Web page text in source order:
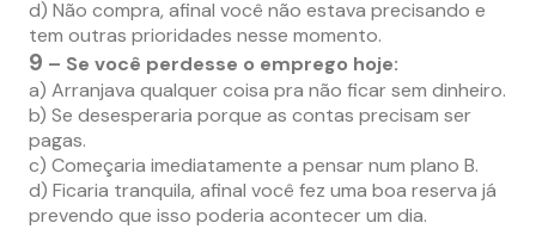
d) Não compra, afinal você não estava precisando e
tem outras prioridades nesse momento.
9 – Se você perdesse o emprego hoje:
a) Arranjava qualquer coisa pra não ficar sem dinheiro.
b) Se desesperaria porque as contas precisam ser
pagas.
c) Começaria imediatamente a pensar num plano B.
d) Ficaria tranquila, afinal você fez uma boa reserva já
prevendo que isso poderia acontecer um dia.